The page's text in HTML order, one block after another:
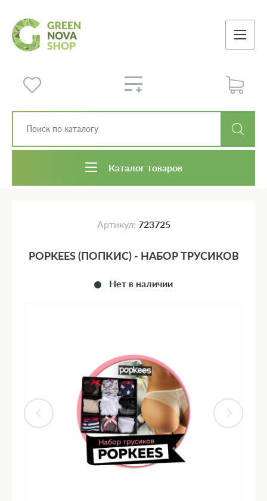
Каталог товаров
Артикул: 723725
Нет в наличии
POPKEES (ПОПКИС) - НАБОР ТРУСИКОВ